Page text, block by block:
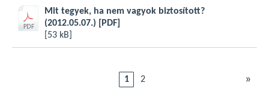
Mit tegyek, ha nem vagyok biztosított?
(2012.05.07.)
[PDF]
[53 kB]
1 2 »